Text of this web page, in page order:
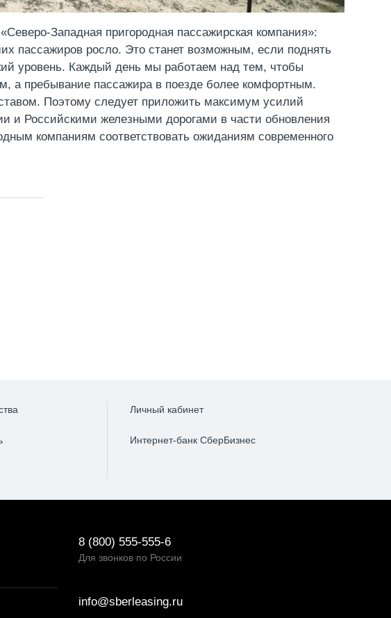
Западная пригородная пассажирская компания»:
пассажиров росло. Это станет возможным, если поднять
уровень. Каждый день мы работаем над тем, чтобы
а пребывание пассажира в поезде более комфортным.
Поэтому следует приложить максимум усилий
и Российскими железными дорогами в части обновления
компаниям соответствовать ожиданиям современного
Личный кабинет
Интернет-банк СберБизнес
8 (800) 555-555-6
Для звонков по России
info@sberleasing.ru